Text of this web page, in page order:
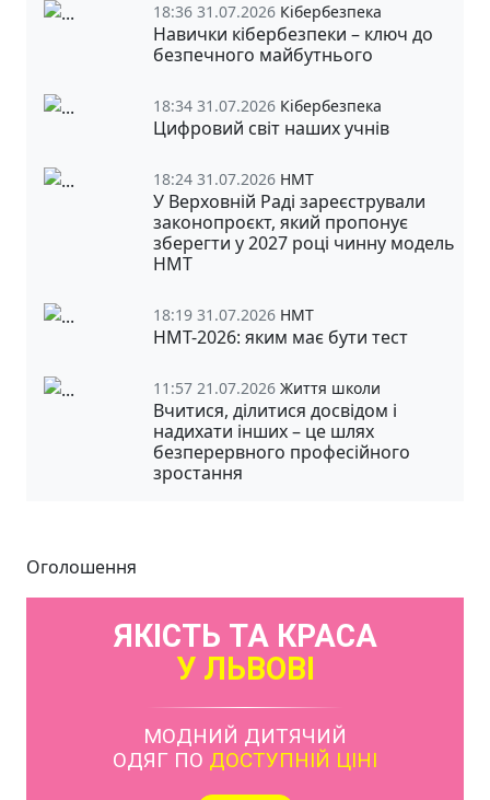
18:36 31.07.2026 Кібербезпека
Навички кібербезпеки – ключ до
безпечного майбутнього
18:34 31.07.2026 Кібербезпека
Цифровий світ наших учнів
18:24 31.07.2026 НМТ
У Верховній Раді зареєстрували
законопроєкт, який пропонує
зберегти у 2027 році чинну модель
НМТ
18:19 31.07.2026 НМТ
НМТ-2026: яким має бути тест
11:57 21.07.2026 Життя школи
Вчитися, ділитися досвідом і
надихати інших – це шлях
безперервного професійного
зростання
Оголошення